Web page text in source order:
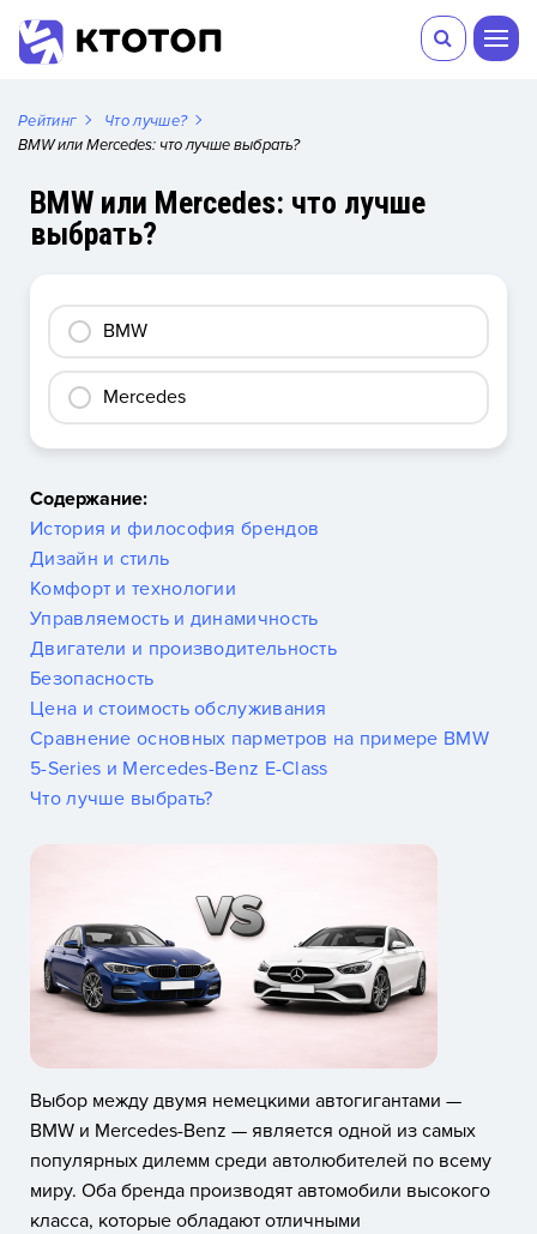
Рейтинг
Что лучше?
BMW или Mercedes: что лучше выбрать?
BMW или Mercedes: что лучше
выбрать?
BMW
Mercedes
Содержание:
История и философия брендов
Дизайн и стиль
Комфорт и технологии
Управляемость и динамичность
Двигатели и производительность
Безопасность
Цена и стоимость обслуживания
Сравнение основных парметров на примере BMW
5-Series и Mercedes-Benz E-Class
Что лучше выбрать?
Выбор между двумя немецкими автогигантами —
BMW и Mercedes-Benz — является одной из самых
популярных дилемм среди автолюбителей по всему
миру. Оба бренда производят автомобили высокого
класса, которые обладают отличными